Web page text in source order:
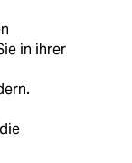
in ihrer